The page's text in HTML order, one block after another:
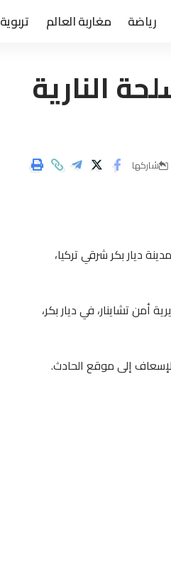
رياضة مغاربة العالم تربوية
النارية
شاركها
ديار بكر شرقي تركيا،
أمن تشاينار، في ديار بكر،
إلى موقع الحادث.